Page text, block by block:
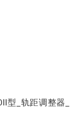
型_轨距调整器_